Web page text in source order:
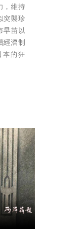
，維持
突襲珍
早苗以
經濟制
本的狂